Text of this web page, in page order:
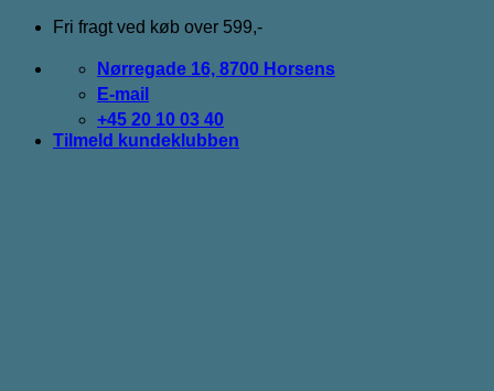
Fortsæt
indhold
Fri fragt ved køb over 599,-
Nørregade 16, 8700 Horsens
E-mail
+45 20 10 03 40
Tilmeld kundeklubben